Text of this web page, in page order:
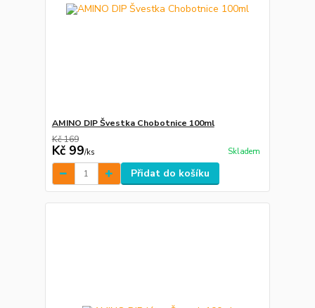
AMINO DIP Švestka Chobotnice 100ml
Kč 169
Kč 99/ks Skladem
Přidat do košíku